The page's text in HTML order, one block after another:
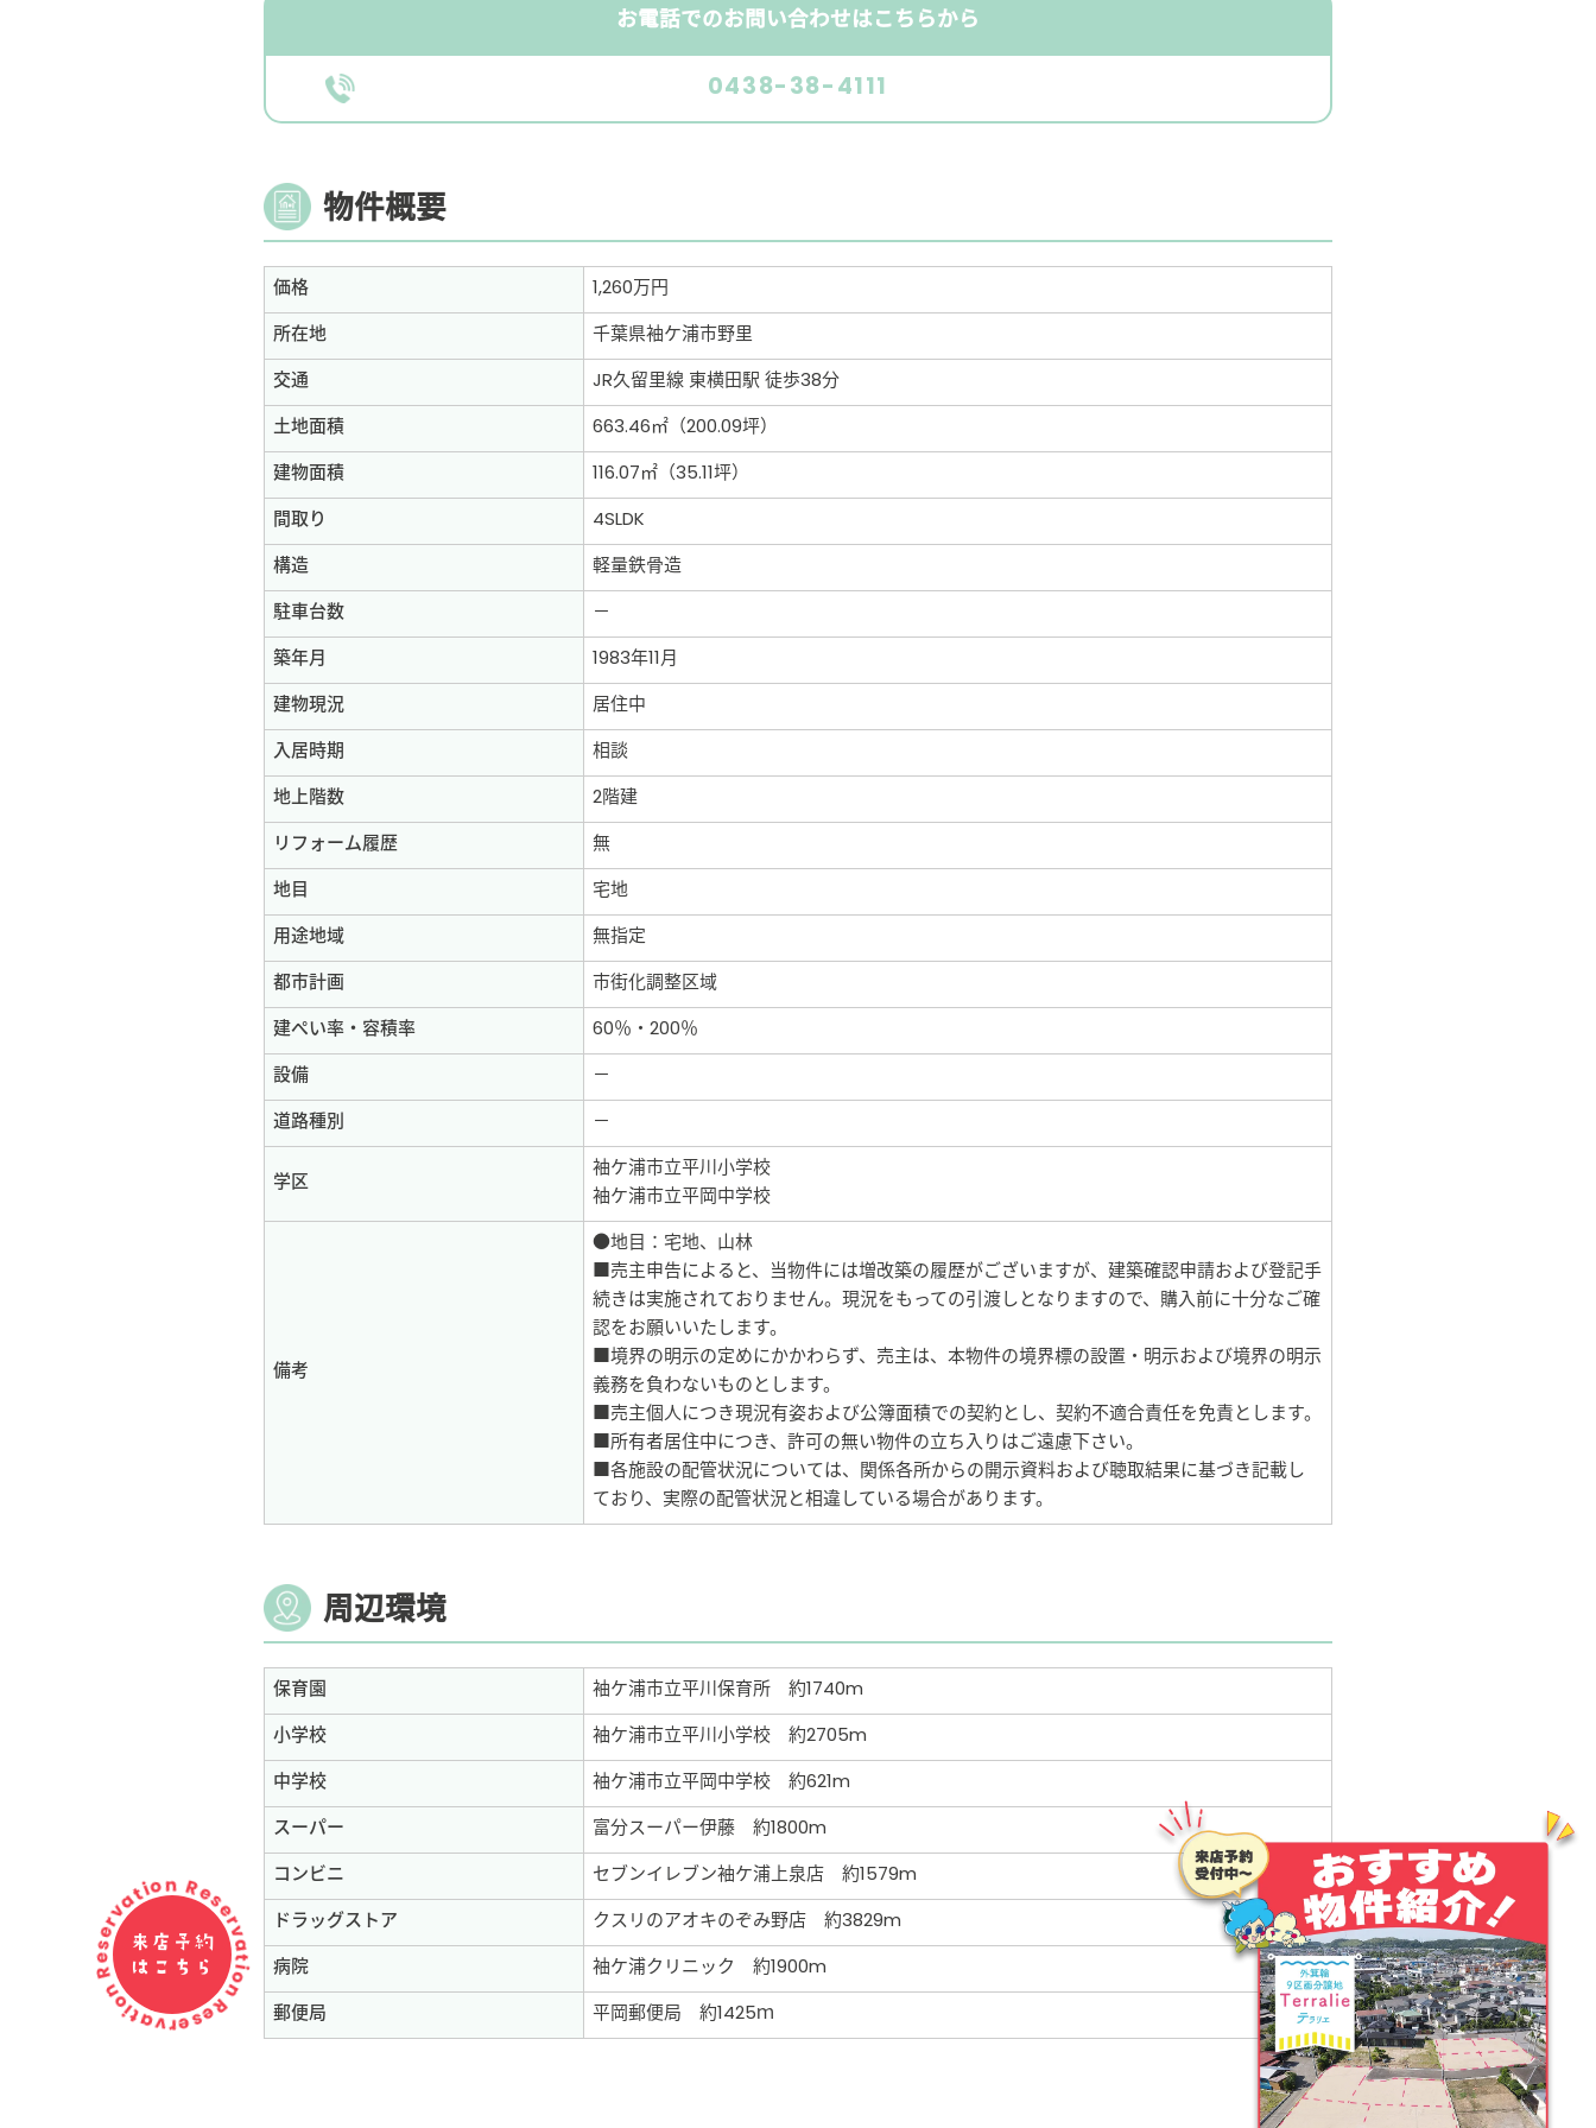
Reservation Reservation Reservation
来店予約
はこちら
お電話でのお問い合わせはこちらから
0438-38-4111
物件概要
価格
1,260万円
所在地
千葉県袖ケ浦市野里
交通
JR久留里線 東横田駅 徒歩38分
土地面積
663.46㎡（200.09坪）
建物面積
116.07㎡（35.11坪）
間取り
4SLDK
構造
軽量鉄骨造
駐車台数
－
築年月
1983年11月
建物現況
居住中
入居時期
相談
地上階数
2階建
リフォーム履歴
無
地目
宅地
用途地域
無指定
都市計画
市街化調整区域
建ぺい率・容積率
60％・200％
設備
－
道路種別
－
学区
袖ケ浦市立平川小学校
袖ケ浦市立平岡中学校
備考
●地目：宅地、山林
■売主申告によると、当物件には増改築の履歴がございますが、建築確認申請および登記手
続きは実施されておりません。現況をもっての引渡しとなりますので、購入前に十分なご確
認をお願いいたします。
■境界の明示の定めにかかわらず、売主は、本物件の境界標の設置・明示および境界の明示
義務を負わないものとします。
■売主個人につき現況有姿および公簿面積での契約とし、契約不適合責任を免責とします。
■所有者居住中につき、許可の無い物件の立ち入りはご遠慮下さい。
■各施設の配管状況については、関係各所からの開示資料および聴取結果に基づき記載し
ており、実際の配管状況と相違している場合があります。
周辺環境
保育園
袖ケ浦市立平川保育所 約1740m
小学校
袖ケ浦市立平川小学校 約2705m
中学校
袖ケ浦市立平岡中学校 約621m
スーパー
富分スーパー伊藤 約1800m
コンビニ
セブンイレブン袖ケ浦上泉店 約1579m
ドラッグストア
クスリのアオキのぞみ野店 約3829m
病院
袖ケ浦クリニック 約1900m
郵便局
平岡郵便局 約1425ｍ